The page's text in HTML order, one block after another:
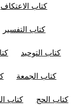
كتاب الاعتكاف
كتاب التفسير
كتاب التوحيد
كتاب الجمعة
كتاب الحج كتاب